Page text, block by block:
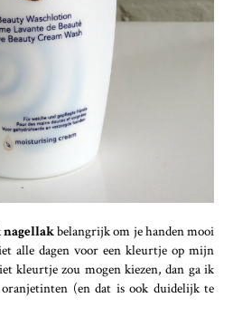
nagellakbelangrijk om je handen mooi
alle dagen voor een kleurtje op mijn
kleurtje zou mogen kiezen, dan ga ik
(en dat is ook duidelijk te